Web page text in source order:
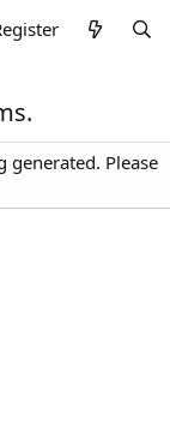
generated. Please